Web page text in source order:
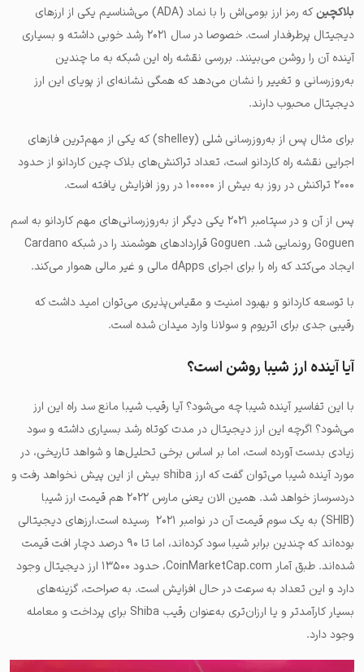
بلاکچین
که رمز ارز بومی‌اش را با نماد (ADA) می‌شناسیم یکی از ارزهای
دیجیتال پرطرفدار است. خصوصا در سال ۲۰۲۱ رشد خوبی داشته و بسیاری
آینده آن را روشن می‌بینند. بررسی نقشه راه این شبکه به ما چندین
به‌روزرسانی و تغییر را نشان می‌دهد که همگی نشانه‌ای از پویای این ارز
دیجیتال محبوب دارند.
برای مثال پس از به‌روزرسانی شلی (shelley) که یکی از مهم‌ترین فازهای
اجرایی نقشه راه کاردانو است، تعداد تراکنش‌های بلاک چین کاردانو از حدود
۲۰۰۰ تراکنش در روز به بیش از ۱۰۰۰۰۰ در روز افزایش یافته است.
پس از آن و در سپتامبر ۲۰۲۱ یکی دیگر از به‌روزرسانی‌های مهم کاردانو به اسم
Goguen رونمایی شد. Goguen قراردادهای هوشمند را در شبکه Cardano
ایجاد می‌کتد که راه را برای اجرای dApps مالی و غیر مالی هموار می‌کند.
با توسعه کاردانو و بهبود امنیت و مقیاس‌پذیری می‌توان امید داشت که
رقیبی جدی برای اتریوم و سولانا وارد میدان شده است.
آیا آینده ارز شیبا روشن است؟
با این تفاسیر آینده شیبا چه می‌شود؟ آیا رقیب شیبا مانع سد راه این ارز
می‌شود؟ اگرچه این ارز دیجیتال در مدت کوتاه رشد بسیاری داشته و سود
زیادی بدست آورده است، اما بر اساس برخی تحلیل‌ها و شواهد تاریخی، در
مورد آینده شیبا می‌توان گفت که ارز shiba بیش از این پیش نخواهد رفت و
دردسرساز خواهد شد. همین الان یعنی مارس ۲۰۲۲ هم قیمت ارز شیبا
(SHIB) به یک سوم قیمت آن در نوامبر ۲۰۲۱ رسیده است.ارزهای دیجیتالی
بوده‌اند که چندین برابر شیبا سود کرده‌اند، اما تا ۹۰ درصد دچار افت قیمت
شده‌اند. طبق آمار CoinMarketCap.com، حدود ۱۳۵۰۰ ارز دیجیتال وجود
دارد و این تعداد به سرعت در حال افزایش است. به صراحت، گزینه‌های
بسیار کارآمدتر و یا ارزان‌تری به‌عنوان رقیب Shiba برای پرداخت و معامله
وجود دارد.